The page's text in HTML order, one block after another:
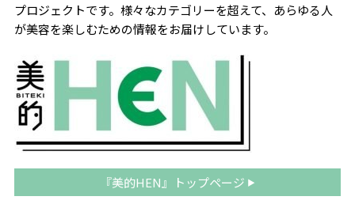
プロジェクトです。 様々なカテゴリーを超えて、あらゆる人
が美容を楽しむための情報をお届けしています。
『美的HEN』トップページ